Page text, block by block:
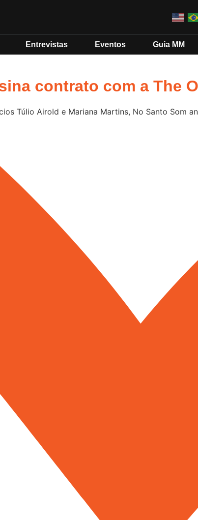
Entrevistas Eventos Guia MM
contrato com a The
Túlio Airold e Mariana Martins, No Santo Som